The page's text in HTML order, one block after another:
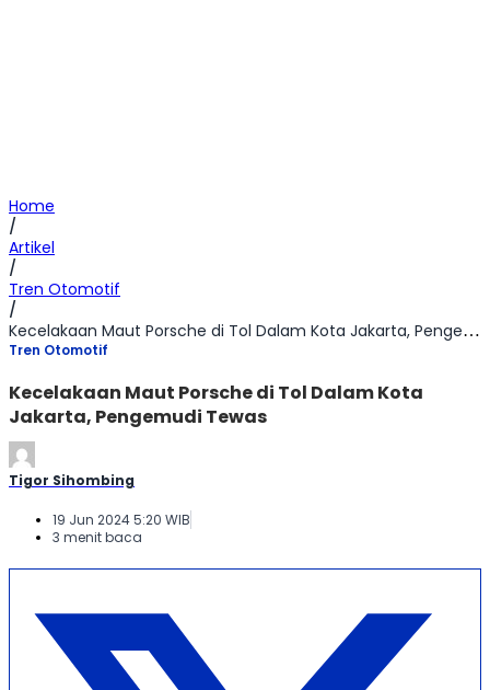
Home
/
Artikel
/
Tren Otomotif
/
Kecelakaan Maut Porsche di Tol Dalam Kota Jakarta, Pengemudi Tewas
Tren Otomotif
Kecelakaan Maut Porsche di Tol Dalam Kota
Jakarta, Pengemudi Tewas
Tigor Sihombing
19 Jun 2024 5:20 WIB
3 menit baca